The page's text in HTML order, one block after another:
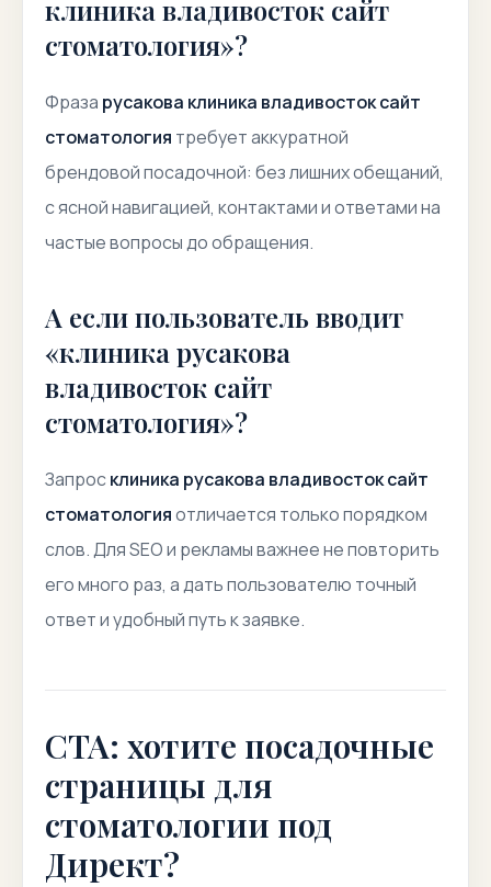
клиника владивосток сайт
стоматология»?
Фраза русакова клиника владивосток сайт
стоматология требует аккуратной
брендовой посадочной: без лишних обещаний,
с ясной навигацией, контактами и ответами на
частые вопросы до обращения.
А если пользователь вводит
«клиника русакова
владивосток сайт
стоматология»?
Запросклиника русакова владивосток сайт
стоматологияотличается только порядком
слов. Для SEO и рекламы важнее не повторить
его много раз, а дать пользователю точный
ответ и удобный путь к заявке.
CTA: хотите посадочные
страницы для
стоматологии под
Директ?